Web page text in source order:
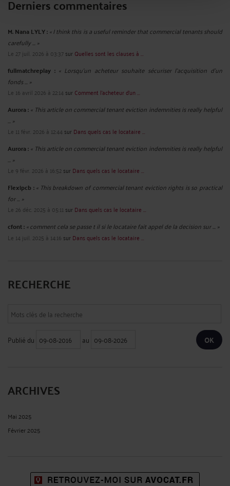
Derniers commentaires
M. Nana LYLY :« I think this is a useful reminder that commercial tenants should
carefully ... »
Le 27 juil. 2026 à 03:37sur Quelles sont les clauses à ...
fullmatchreplay : « Lorsqu’un acheteur souhaite sécuriser l’acquisition d’un
fonds ... »
Le 16 avril 2026 à 22:14 sur Comment l’acheteur d’un ...
Aurora :« This article on commercial tenant eviction indemnities is really helpful
... »
Le 11 févr. 2026 à 12:44 sur Dans quels cas le locataire ...
Aurora :« This article on commercial tenant eviction indemnities is really helpful
... »
Le 9 févr. 2026 à 16:52sur Dans quels cas le locataire ...
Flexipcb : « This breakdown of commercial tenant eviction rights is so practical
for ... »
Le 26 déc. 2025 à 05:11 sur Dans quels cas le locataire ...
cfont :« comment cela se passe t il si le locataire fait appel de la decision sur ... »
Le 14 juil. 2025 à 14:16 sur Dans quels cas le locataire ...
RECHERCHE
Publié du au
ARCHIVES
Mai 2025
Février 2025